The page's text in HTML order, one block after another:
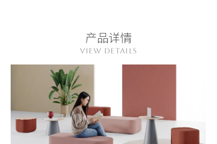
产品详情
VIEW DETAILS